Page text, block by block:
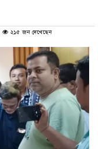
২১৫ জন দেখেছেন